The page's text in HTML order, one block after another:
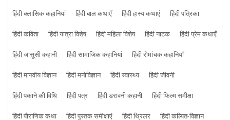
हिंदी क्लासिक कहानियां
हिंदी बाल कथाएँ हिंदी हास्य कथाएं
हिंदी पत्रिका
हिंदी कविता
हिंदी यात्रा विशेष हिंदी महिला विशेष हिंदी नाटक
हिंदी प्रेम कथाएँ
हिंदी जासूसी कहानी
हिंदी सामाजिक कहानियां
हिंदी रोमांचक कहानियाँ
हिंदी मानवीय विज्ञान
हिंदी मनोविज्ञान हिंदी स्वास्थ्य
हिंदी जीवनी
हिंदी पकाने की विधि
हिंदी पत्र हिंदी डरावनी कहानी
हिंदी फिल्म समीक्षा
हिंदी पौराणिक कथा
हिंदी पुस्तक समीक्षाएं हिंदी थ्रिलर हिंदी कल्पित-विज्ञान